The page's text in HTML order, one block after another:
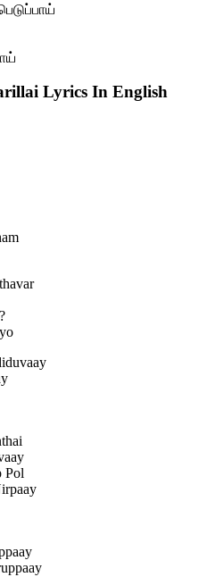
Lyrics In English
Pol